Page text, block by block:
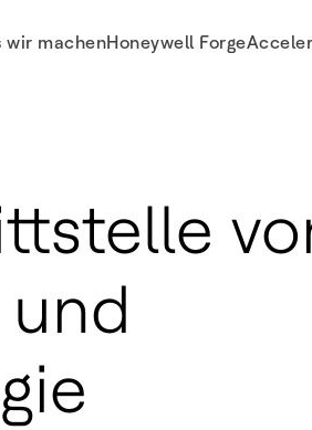
wir machenHoneywell Forge